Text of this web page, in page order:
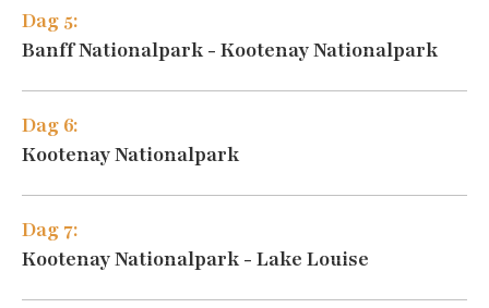
Dag 5:
Banff Nationalpark - Kootenay Nationalpark
Dag 6:
Kootenay Nationalpark
Dag 7:
Kootenay Nationalpark - Lake Louise